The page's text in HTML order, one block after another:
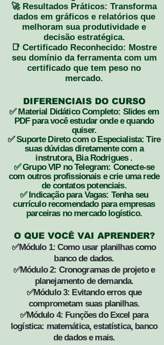
🚀 Resultados Práticos: Transforma
dados em gráficos e relatórios que
melhoram sua produtividade e
decisão estratégica.
📑 Certificado Reconhecido: Mostre
seu domínio da ferramenta com um
certificado que tem peso no
mercado.
DIFERENCIAIS DO CURSO
✅ Material Didático Completo: Slides em
PDF para você estudar onde e quando
quiser.
✅ Suporte Direto com o Especialista: Tire
suas dúvidas diretamente com a
instrutora, Bia Rodrigues .
✅ Grupo VIP no Telegram: Conecte-se
com outros profissionais e crie uma rede
de contatos potenciais.
✅ Indicação para Vagas: Tenha seu
currículo recomendado para empresas
parceiras no mercado logístico.
O QUE VOCÊ VAI APRENDER?
✅Módulo 1: Como usar planilhas como
banco de dados.
✅Módulo 2: Cronogramas de projeto e
planejamento de demanda.
✅Módulo 3: Evitando erros que
comprometam suas planilhas.
✅Módulo 4: Funções do Excel para
logística: matemática, estatística, banco
de dados e mais.